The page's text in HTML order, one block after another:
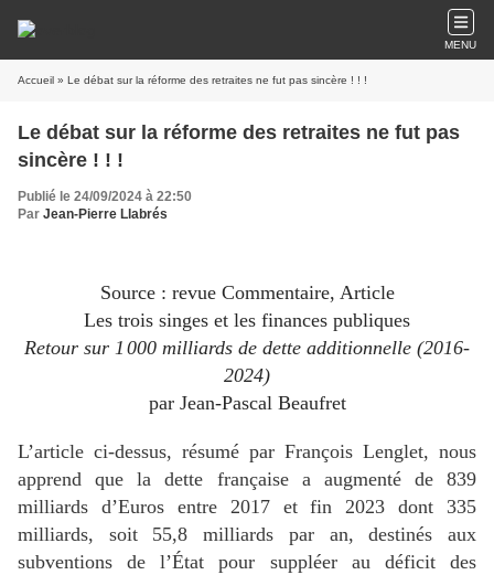
MENU
Accueil » Le débat sur la réforme des retraites ne fut pas sincère ! ! !
Le débat sur la réforme des retraites ne fut pas
sincère ! ! !
Publié le 24/09/2024 à 22:50
Par Jean-Pierre Llabrés
Source : revue Commentaire, Article
Les trois singes et les finances publiques
Retour sur 1 000 milliards de dette additionnelle (2016-
2024)
par Jean-Pascal Beaufret
L’article ci-dessus, résumé par François Lenglet, nous
apprend que la dette française a augmenté de 839
milliards d’Euros entre 2017 et fin 2023 dont 335
milliards, soit 55,8 milliards par an, destinés aux
subventions de l’État pour suppléer au déficit des